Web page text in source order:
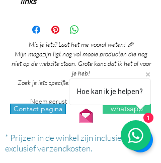
Mis je iets? Laat het me vooral weten! 🎉
Mijn magazijn ligt nog vol mooie producten die nog
niet op de website staan. Grote kans dat ik het al voor
je heb!
Zoek je iets specifieks? Ik denk graag met je mee!
Neem gerust contact met me op via:
Contact pagina whatsapp
* Prijzen in de winkel zijn inclusief btw en
exclusief verzendkosten.
Hoe kan ik je helpen?
1